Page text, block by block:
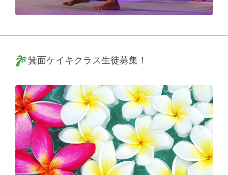
箕面ケイキクラス生徒募集！